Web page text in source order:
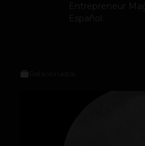
Entrepreneur
Español.